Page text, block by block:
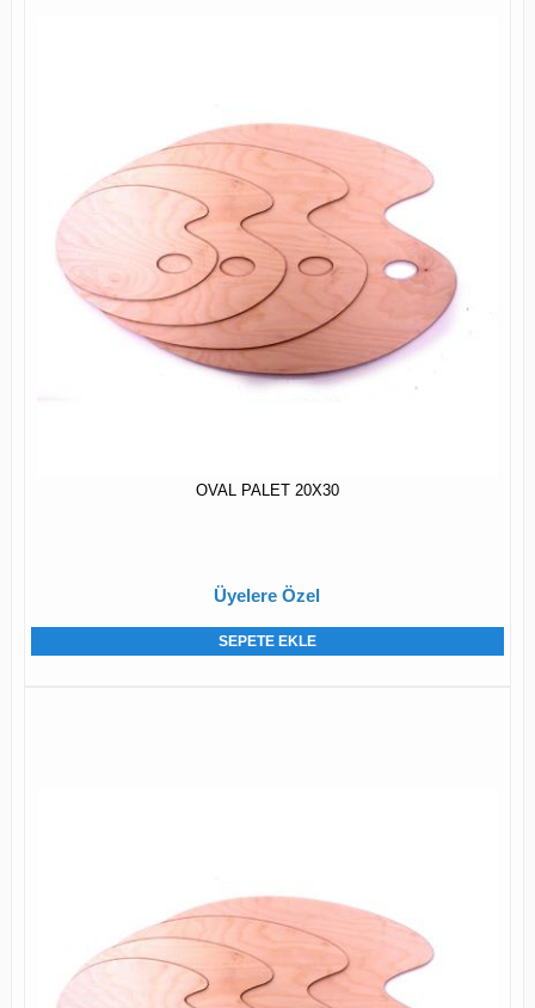
OVAL PALET 20X30
Üyelere Özel
SEPETE EKLE